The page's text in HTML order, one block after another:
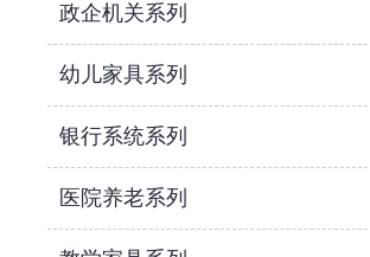
政企机关系列
幼儿家具系列
银行系统系列
医院养老系列